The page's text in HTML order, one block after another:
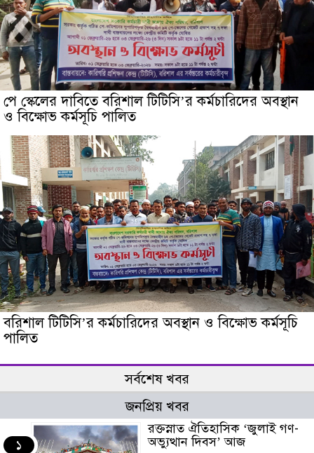
পে স্কেলের দাবিতে বরিশাল টিটিসি’র কর্মচারিদের অবস্থান
ও বিক্ষোভ কর্মসূচি পালিত
বরিশাল টিটিসি’র কর্মচারিদের অবস্থান ও বিক্ষোভ কর্মসূচি
পালিত
সর্বশেষ খবর
জনপ্রিয় খবর
১
রক্তস্নাত ঐতিহাসিক ‌‘জুলাই গণ-
অভ্যুত্থান দিবস’ আজ